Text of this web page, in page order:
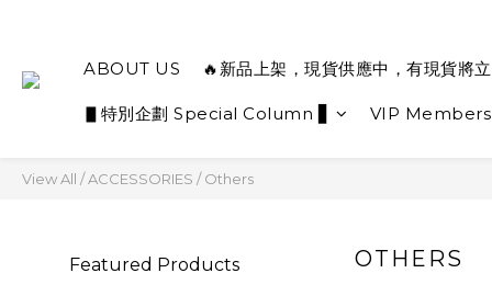
ABOUT US 🔥新品上架，現貨供應中，有現貨將
▋特別企劃 Special Column ▋ VIP
View All /ACCESSORIES /Others
Featured Products OTHERS